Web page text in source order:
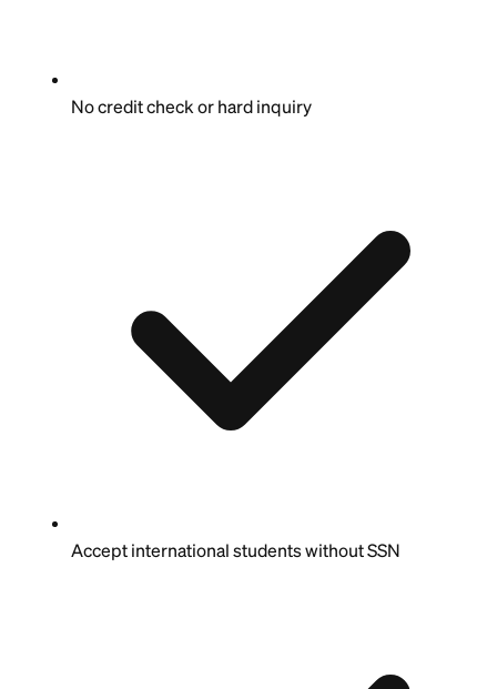
No credit check or hard inquiry
Accept international students without SSN